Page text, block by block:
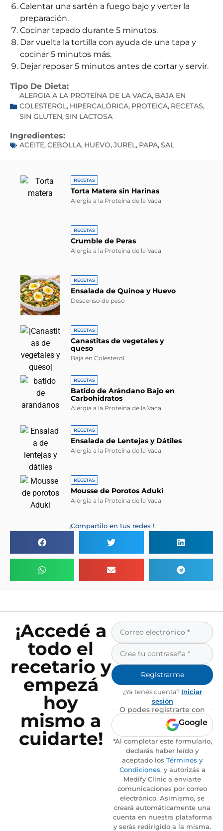
Calentar una sartén a fuego bajo y verter la
preparación.
Cocinar tapado durante 5 minutos.
Dar vuelta la tortilla con ayuda de una tapa y
cocinar 5 minutos más.
Dejar reposar 5 minutos antes de cortar y servir.
Tipo De Dieta:
ALERGIA A LA PROTEÍNA DE LA VACA, BAJA EN
COLESTEROL, HIPERCALÓRICA, PROTEICA, RECETAS,
SIN GLUTEN,SIN LACTOSA
Ingredientes:
ACEITE,CEBOLLA, HUEVO,JUREL, PAPA,SAL
RECETAS
Torta Matera sin Harinas
Alergia a la Proteína de la Vaca
RECETAS
Crumble de Peras
Alergia a la Proteína de la Vaca
RECETAS
Ensalada de Quinoa y Huevo
Descenso de peso
RECETAS
Canastitas de vegetales y
queso
Baja en Colesterol
RECETAS
Batido de Arándano Bajo en
Carbohidratos
Alergia a la Proteína de la Vaca
RECETAS
Ensalada de Lentejas y Dátiles
Alergia a la Proteína de la Vaca
RECETAS
Mousse de Porotos Aduki
Alergia a la Proteína de la Vaca
¡Compartilo en tus redes !
¡Accedé a
todo el
recetario y
empezá
hoy
mismo a
cuidarte!
Registrarme
¿Ya tenés cuenta? Iniciar
sesión
O podes registrarte con
Google
*Al completar este formulario,
declarás haber leído y
aceptado los Términos y
Condiciones, y autorizás a
Medify Clinic a enviarte
comunicaciones por correo
electrónico. Asimismo, se
creará automáticamente una
cuenta en nuestra plataforma
y serás redirigido a la misma.